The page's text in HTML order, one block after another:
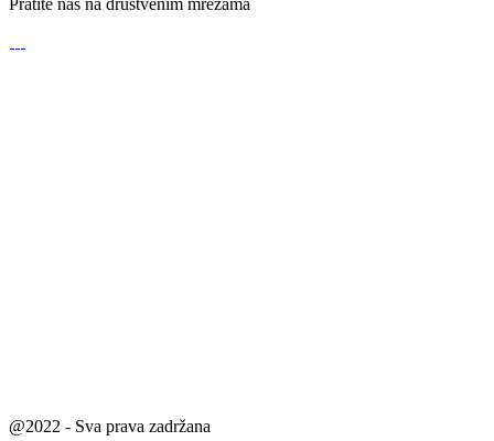
Pratite nas na društvenim mrežama
@2022 - Sva prava zadržana